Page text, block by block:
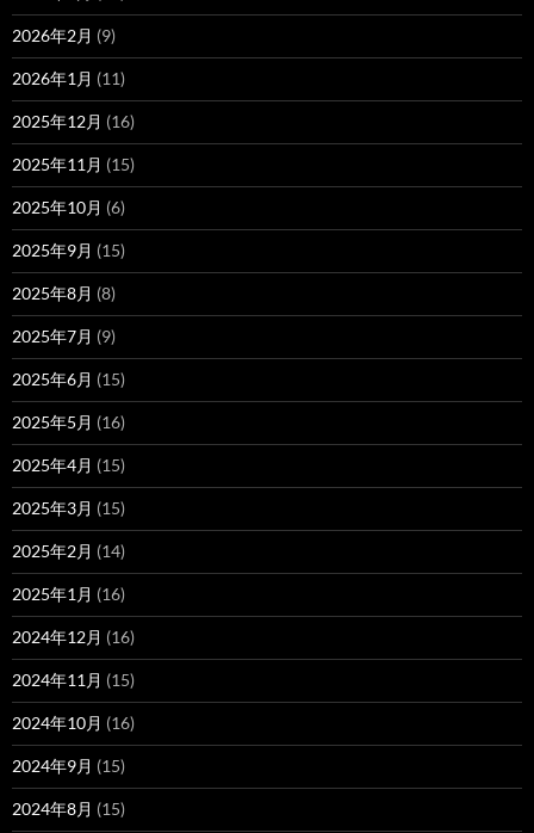
2026年2月 (9)
2026年1月 (11)
2025年12月 (16)
2025年11月 (15)
2025年10月 (6)
2025年9月 (15)
2025年8月 (8)
2025年7月 (9)
2025年6月 (15)
2025年5月 (16)
2025年4月 (15)
2025年3月 (15)
2025年2月 (14)
2025年1月 (16)
2024年12月 (16)
2024年11月 (15)
2024年10月 (16)
2024年9月 (15)
2024年8月 (15)